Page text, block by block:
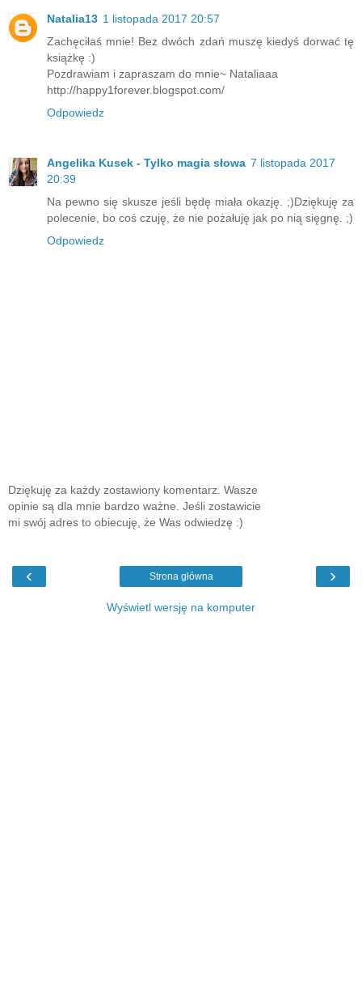
Natalia13 1 listopada 2017 20:57
Zachęciłaś mnie! Bez dwóch zdań muszę kiedyś dorwać tę
książkę :)
Pozdrawiam i zapraszam do mnie~ Nataliaaa
http://happy1forever.blogspot.com/
Odpowiedz
Angelika Kusek - Tylko magia słowa 7 listopada 2017
20:39
Na pewno się skusze jeśli będę miała okazję. ;)Dziękuję za
polecenie, bo coś czuję, że nie pożałuję jak po nią sięgnę. ;)
Odpowiedz
Dziękuję za każdy zostawiony komentarz. Wasze
opinie są dla mnie bardzo ważne. Jeśli zostawicie
mi swój adres to obiecuję, że Was odwiedzę :)
‹ ›
Strona główna
Wyświetl wersję na komputer